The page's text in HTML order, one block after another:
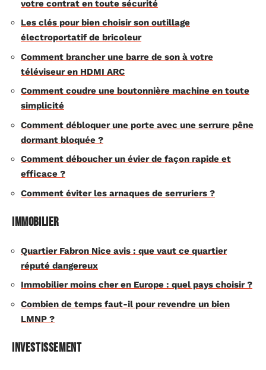
votre contrat en toute sécurité
Les clés pour bien choisir son outillage
électroportatif de bricoleur
Comment brancher une barre de son à votre
téléviseur en HDMI ARC
Comment coudre une boutonnière machine en toute
simplicité
Comment débloquer une porte avec une serrure pêne
dormant bloquée ?
Comment déboucher un évier de façon rapide et
efficace ?
Comment éviter les arnaques de serruriers ?
Immobilier
Quartier Fabron Nice avis : que vaut ce quartier
réputé dangereux
Immobilier moins cher en Europe : quel pays choisir ?
Combien de temps faut-il pour revendre un bien
LMNP ?
Investissement